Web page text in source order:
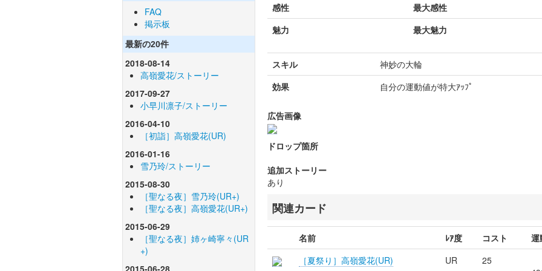
FAQ
掲示板
最新の20件
2018-08-14
高嶺愛花/ストーリー
2017-09-27
小早川凛子/ストーリー
2016-04-10
［初詣］高嶺愛花(UR)
2016-01-16
雪乃玲/ストーリー
2015-08-30
［聖なる夜］雪乃玲(UR+)
［聖なる夜］高嶺愛花(UR+)
2015-06-29
［聖なる夜］姉ヶ崎寧々(UR
+)
感性
最大感性
魅力
最大魅力
スキル
神妙の大輪
効果
自分の運動値が特大ｱｯﾌﾟ
広告画像
ドロップ箇所
追加ストーリー
あり
関連カード
名前 ﾚｱ度 コスト
運
［夏祭り］高嶺愛花(UR)
UR
25